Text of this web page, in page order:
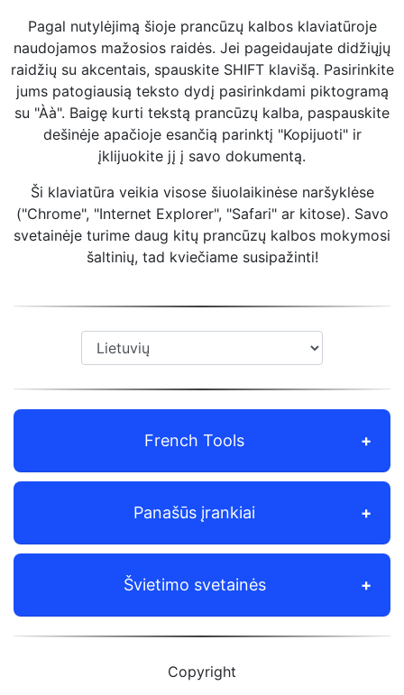
Pagal nutylėjimą šioje prancūzų kalbos klaviatūroje
naudojamos mažosios raidės. Jei pageidaujate didžiųjų
raidžių su akcentais, spauskite SHIFT klavišą. Pasirinkite
jums patogiausią teksto dydį pasirinkdami piktogramą
su "Àà". Baigę kurti tekstą prancūzų kalba, paspauskite
dešinėje apačioje esančią parinktį "Kopijuoti" ir
įklijuokite jį į savo dokumentą.
Ši klaviatūra veikia visose šiuolaikinėse naršyklėse
("Chrome", "Internet Explorer", "Safari" ar kitose). Savo
svetainėje turime daug kitų prancūzų kalbos mokymosi
šaltinių, tad kviečiame susipažinti!
French Tools
Panašūs įrankiai
Švietimo svetainės
Copyright